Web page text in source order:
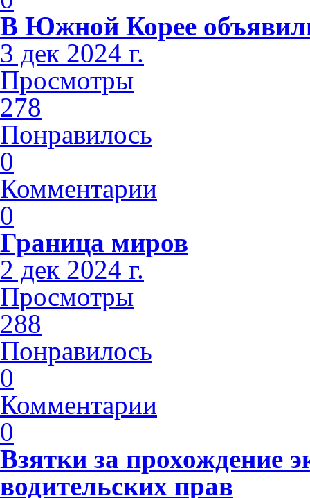
В Южной Корее
3 дек 2024 г.
Просмотры
278
Понравилось
0
Комментарии
0
Граница миров
2 дек 2024 г.
Просмотры
288
Понравилось
0
Комментарии
0
Взятки за прохождение
водительских прав